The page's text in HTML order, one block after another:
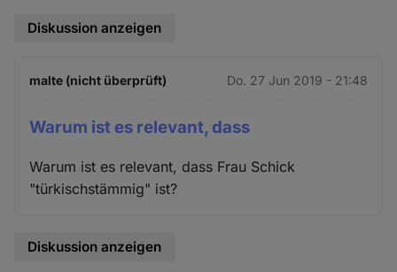
Diskussion anzeigen
malte (nicht überprüft) Do. 27 Jun 2019 - 21:48
Warum ist es relevant, dass
Warum ist es relevant, dass Frau Schick
"türkischstämmig" ist?
Diskussion anzeigen